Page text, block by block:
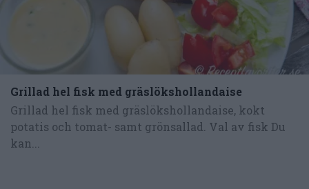
Grillad hel fisk med gräslökshollandaise
Grillad hel fisk med gräslökshollandaise, kokt
potatis och tomat- samt grönsallad. Val av fisk Du
kan...